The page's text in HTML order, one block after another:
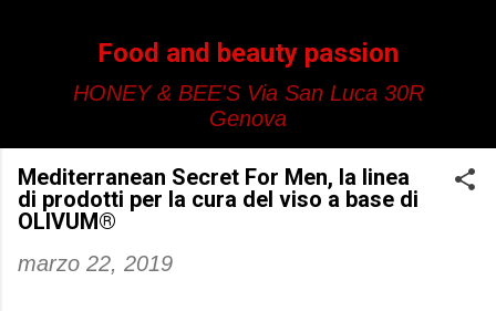
Food and beauty passion
HONEY & BEE'S Via San Luca 30R
Genova
Mediterranean Secret For Men, la linea
di prodotti per la cura del viso a base di
OLIVUM®
marzo 22, 2019